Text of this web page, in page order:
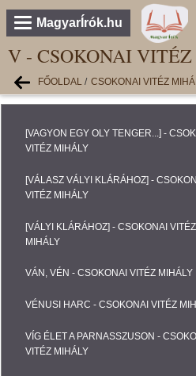
MagyarÍrók.hu
V - CSOKONAI
FŐOLDAL / CSOKONAI VITÉZ
[VAGYON EGY OLY TENGER...] -
VITÉZ MIHÁLY
[VÁLASZ VÁLYI KLÁRÁHOZ] -
VITÉZ MIHÁLY
[VÁLYI KLÁRÁHOZ] - CSOKONAI VITÉZ
MIHÁLY
VÁN, VÉN - CSOKONAI VITÉZ MIHÁLY
VÉNUSI HARC - CSOKONAI VITÉZ
VÍG ÉLET A PARNASSZUSON -
VITÉZ MIHÁLY